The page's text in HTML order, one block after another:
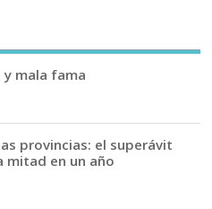
mala fama
provincias: el superávit
mitad en un año